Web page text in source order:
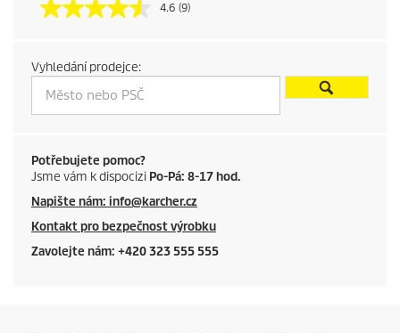
c
t
p
i
c
e
4.6 (9)
Vyhledání prodejce:
Potřebujete pomoc?
Jsme vám k dispocizi Po-Pá: 8-17 hod.
Napište nám: info@karcher.cz
Kontakt pro bezpečnost výrobku
Zavolejte nám: +420 323 555 555